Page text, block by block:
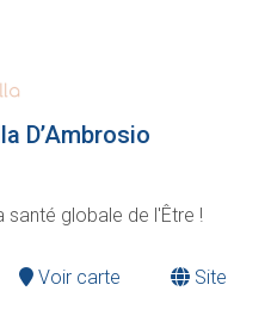
D’Ambrosio
santé globale de l'Être !
Voir carte
Site